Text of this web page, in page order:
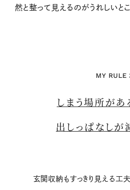
然と整って見えるのがうれしいとこ
MY RULE
しまう場所があ
出しっぱなしが
玄関収納もすっきり見える工